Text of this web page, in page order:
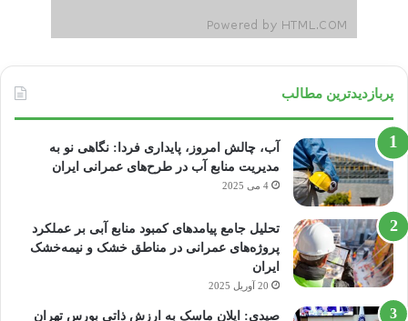
پربازدیدترین مطالب
آب، چالش امروز، پایداری فردا: نگاهی نو به
مدیریت منابع آب در طرح‌های عمرانی ایران
4 می 2025
تحلیل جامع پیامدهای کمبود منابع آبی بر عملکرد
پروژه‌های عمرانی در مناطق خشک و نیمه‌خشک
ایران
20 آوریل 2025
صیدی: ایلان ماسک به ارزش ذاتی بورس تهران